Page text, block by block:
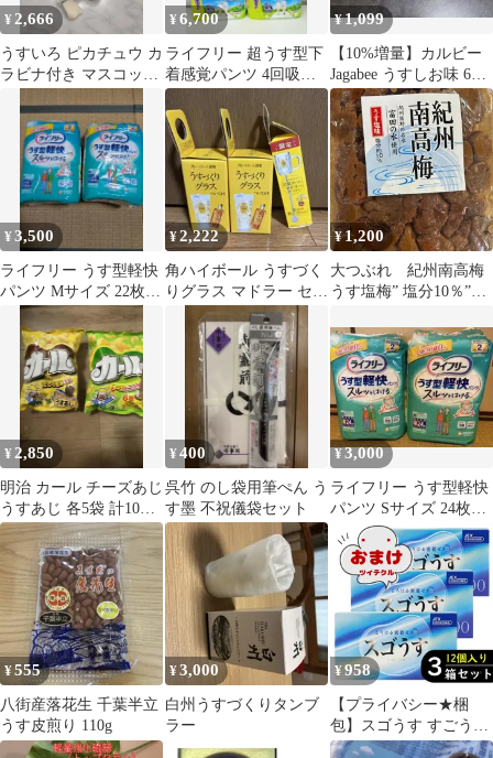
¥ 2,666
うすいろ ピカチュウ カ
ラビナ付き マスコット
ケモン
¥6,700
ライフリー 超うす型下
着感覚パンツ 4回吸収
Lサイズ 28枚×4袋
¥1,099
【10%増量】カルビー
Jagabee うすしお味 6袋
セット
¥3,500
ライフリー うす型軽快
パンツ Mサイズ 22枚
入 2パックセット
¥2,222
角ハイボール うすづく
りグラス マドラー セッ
¥1,200
大つぶれ 紀州南高梅
うす塩梅” 塩分10％”
¥ 2,850
明治 カール チーズあじ
うすあじ 各5袋 計10袋
セット
¥400
呉竹 のし袋用筆ぺん う
す墨 不祝儀袋セット
¥3,000
ライフリー うす型軽快
パンツ Sサイズ 24枚入
2袋
¥555
八街産落花生 千葉半立
うす皮煎り 110g
¥3,000
白州うすづくりタンブ
ラー
¥958
【プライバシー★梱
包】スゴうす すごうす
1000 コンドーム 12個入